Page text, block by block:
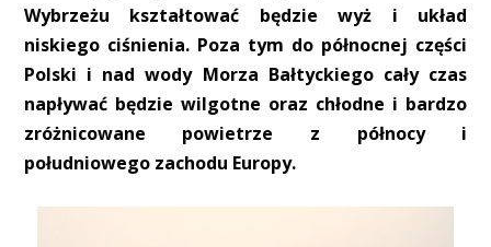
Wybrzeżu kształtować będzie wyż i układ
niskiego ciśnienia. Poza tym do północnej części
Polski i nad wody Morza Bałtyckiego cały czas
napływać będzie wilgotne oraz chłodne i bardzo
zróżnicowane powietrze z północy i
południowego zachodu Europy.